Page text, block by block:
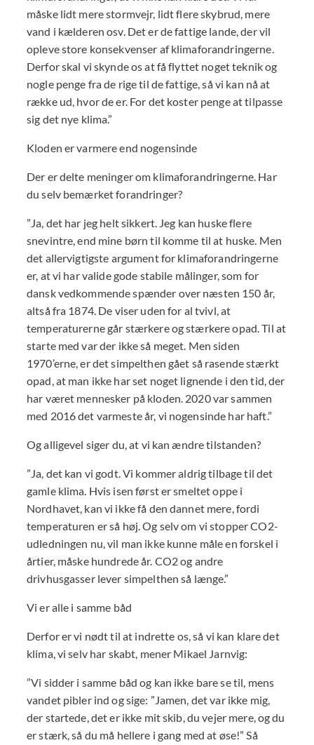
måske lidt mere stormvejr, lidt flere skybrud, mere
vand i kælderen osv. Det er de fattige lande, der vil
opleve store konsekvenser af klimaforandringerne.
Derfor skal vi skynde os at få flyttet noget teknik og
nogle penge fra de rige til de fattige, så vi kan nå at
række ud, hvor de er. For det koster penge at tilpasse
sig det nye klima.”
Kloden er varmere end nogensinde
Der er delte meninger om klimaforandringerne. Har
du selv bemærket forandringer?
”Ja, det har jeg helt sikkert. Jeg kan huske flere
snevintre, end mine børn til komme til at huske. Men
det allervigtigste argument for klimaforandringerne
er, at vi har valide gode stabile målinger, som for
dansk vedkommende spænder over næsten 150 år,
altså fra 1874. De viser uden for al tvivl, at
temperaturerne går stærkere og stærkere opad. Til at
starte med var der ikke så meget. Men siden
1970’erne, er det simpelthen gået så rasende stærkt
opad, at man ikke har set noget lignende i den tid, der
har været mennesker på kloden. 2020 var sammen
med 2016 det varmeste år, vi nogensinde har haft.”
Og alligevel siger du, at vi kan ændre tilstanden?
”Ja, det kan vi godt. Vi kommer aldrig tilbage til det
gamle klima. Hvis isen først er smeltet oppe i
Nordhavet, kan vi ikke få den dannet mere, fordi
temperaturen er så høj. Og selv om vi stopper CO2-
udledningen nu, vil man ikke kunne måle en forskel i
årtier, måske hundrede år. CO2 og andre
drivhusgasser lever simpelthen så længe.”
Vi er alle i samme båd
Derfor er vi nødt til at indrette os, så vi kan klare det
klima, vi selv har skabt, mener Mikael Jarnvig:
”Vi sidder i samme båd og kan ikke bare se til, mens
vandet pibler ind og sige: ”Jamen, det var ikke mig,
der startede, det er ikke mit skib, du vejer mere, og du
er stærk, så du må hellere i gang med at øse!” Så